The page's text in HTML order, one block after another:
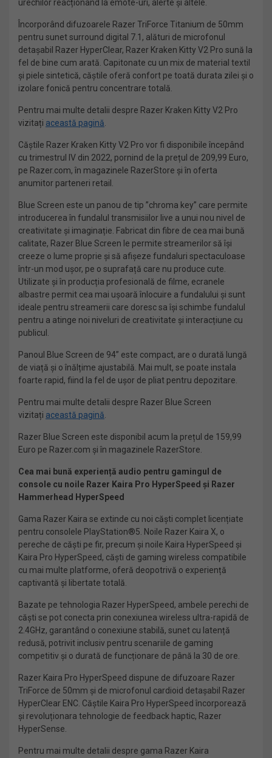
urechilor reacționând la emote-uri, alerte și altele.
Încorporând difuzoarele Razer TriForce Titanium de 50mm
pentru sunet surround digital 7.1, alături de microfonul
detașabil Razer HyperClear, Razer Kraken Kitty V2 Pro sună la
fel de bine cum arată. Capitonate cu un mix de material textil
și piele sintetică, căștile oferă confort pe toată durata zilei și o
izolare fonică pentru concentrare totală.
Pentru mai multe detalii despre Razer Kraken Kitty V2 Pro
vizitați această pagină
Căștile Razer Kraken Kitty V2 Pro vor fi disponibile începând
cu trimestrul IV din 2022, pornind de la prețul de 209,99 Euro,
pe Razer.com, în magazinele RazerStore și în oferta
anumitor parteneri retail.
Blue Screen este un panou de tip ”chroma key” care permite
introducerea în fundalul transmisiilor live a unui nou nivel de
creativitate și imaginație. Fabricat din fibre de cea mai bună
calitate, Razer Blue Screen le permite streamerilor să își
creeze o lume proprie și să afișeze fundaluri spectaculoase
într-un mod ușor, pe o suprafață care nu produce cute.
Utilizate și în producția profesională de filme, ecranele
albastre permit cea mai ușoară înlocuire a fundalului și sunt
ideale pentru streamerii care doresc sa își schimbe fundalul
pentru a atinge noi niveluri de creativitate și interacțiune cu
publicul.
Panoul Blue Screen de 94” este compact, are o durată lungă
de viață și o înălțime ajustabilă. Mai mult, se poate instala
foarte rapid, fiind la fel de ușor de pliat pentru depozitare.
Pentru mai multe detalii despre Razer Blue Screen
vizitați această pagină
Razer Blue Screen este disponibil acum la prețul de 159,99
Euro pe Razer.com și în magazinele RazerStore.
Cea mai bună experiență audio pentru gamingul de
console cu noile Razer Kaira Pro HyperSpeed și Razer
Hammerhead HyperSpeed
Gama Razer Kaira se extinde cu noi căști complet licențiate
pentru consolele PlayStation®5. Noile Razer Kaira X, o
pereche de căști pe fir, precum și noile Kaira HyperSpeed și
Kaira Pro HyperSpeed, căști de gaming wireless compatibile
cu mai multe platforme, oferă deopotrivă o experiență
captivantă și libertate totală.
Bazate pe tehnologia Razer HyperSpeed, ambele perechi de
căști se pot conecta prin conexiunea wireless ultra-rapidă de
2.4GHz, garantând o conexiune stabilă, sunet cu latență
redusă, potrivit inclusiv pentru scenariile de gaming
competitiv și o durată de funcționare de până la 30 de ore.
Razer Kaira Pro HyperSpeed dispune de difuzoare Razer
TriForce de 50mm și de microfonul cardioid detașabil Razer
HyperClear ENC. Căștile Kaira Pro HyperSpeed încorporează
și revoluționara tehnologie de feedback haptic, Razer
HyperSense.
Pentru mai multe detalii despre gama Razer Kaira